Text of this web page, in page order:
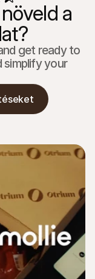
a
get ready to
simplify your